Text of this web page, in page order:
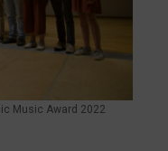
Music Award 2022